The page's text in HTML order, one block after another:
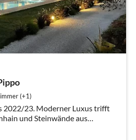
(+1)
2022/23. Moderner Luxus trifft
und Steinwände aus
Hunde erlaubt